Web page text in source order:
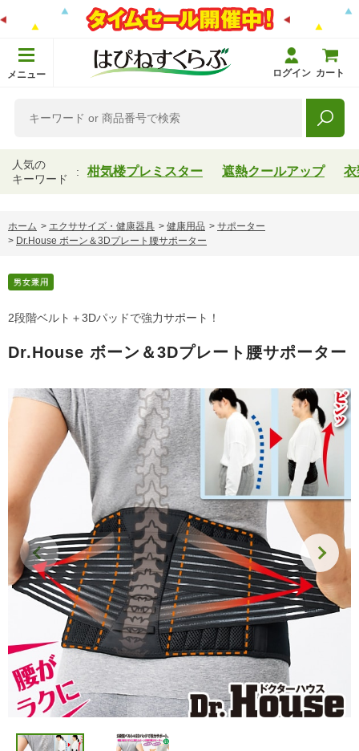
メニュー ログイン カート
人気の
キーワード
柑気楼プレミスター 遮熱クールアップ 衣
ホーム > エクササイズ・健康器具 > 健康用品 > サポーター
> Dr.House ボーン＆3Dプレート腰サポーター
2段階ベルト＋3Dパッドで強力サポート！
Dr.House ボーン＆3Dプレート腰サポーター